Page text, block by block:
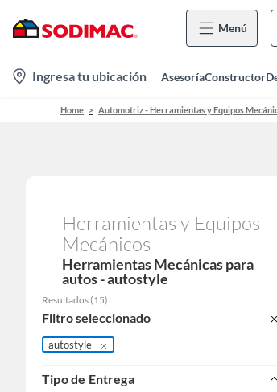
Menú
location-
icon
Ingresa tu ubicación AsesoríaConstructor
Home Automotriz - Herramientas y Equipos
Herramientas y Equipos
Mecánicos
Herramientas Mecánicas para
autos - autostyle
Resultados (15)
Filtro seleccionado
autostyle
Tipo de Entrega